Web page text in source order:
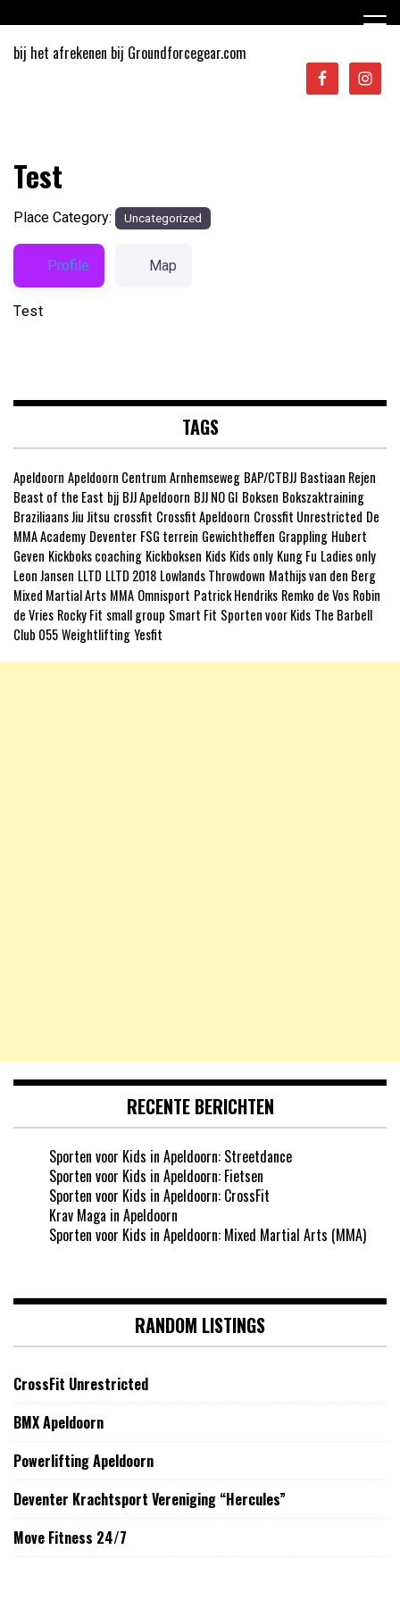
naar
inhoud
bij het afrekenen bij Groundforcegear.com
Sporten in Apeldoorn
Test
Place Category: Uncategorized
Profile Map
Test
TAGS
Apeldoorn Apeldoorn CentrumArnhemseweg BAP/CTBJJ Bastiaan Rejen
Beast of the East bjj BJJ Apeldoorn BJJ NO GI Boksen Bokszaktraining
Braziliaans Jiu Jitsu crossfit Crossfit Apeldoorn Crossfit Unrestricted De
MMA Academy Deventer FSG terrein Gewichtheffen Grappling Hubert
Geven Kickboks coaching Kickboksen Kids Kids only Kung Fu Ladies only
Leon Jansen LLTD LLTD 2018 Lowlands Throwdown Mathijs van den Berg
Mixed Martial Arts MMA Omnisport Patrick Hendriks Remko de Vos Robin
de Vries Rocky Fit small group Smart Fit Sporten voor Kids The Barbell
Club 055WeightliftingYesfit
RECENTE BERICHTEN
Sporten voor Kids in Apeldoorn: Streetdance
Sporten voor Kids in Apeldoorn: Fietsen
Sporten voor Kids in Apeldoorn: CrossFit
Krav Maga in Apeldoorn
Sporten voor Kids in Apeldoorn: Mixed Martial Arts (MMA)
RANDOM LISTINGS
CrossFit Unrestricted
BMX Apeldoorn
Powerlifting Apeldoorn
Deventer Krachtsport Vereniging “Hercules”
Move Fitness 24/7